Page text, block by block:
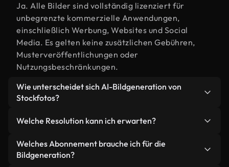
Ja. Alle Bilder sind vollständig lizenziert für
unbegrenzte kommerzielle Anwendungen,
einschließlich Werbung, Websites und Social
Media. Es gelten keine zusätzlichen Gebühren,
Musterveröffentlichungen oder
Nutzungsbeschränkungen.
Wie unterscheidet sich AI-Bildgeneration von
Stockfotos?
Visuals, die genau auf Ihre Spezifikationen
zugeschnitten sind, und vermeidet generische
Fotografie-Ästhetik.
Welche Resolution kann ich erwarten?
Die Bilder werden mit 1K-Auflösung erzeugt, die
professionell für scharfe Klarheit auf Web-, Mobil-
Welches Abonnement brauche ich für die
Bildgeneration?